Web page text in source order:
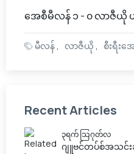
အေစီမီလန် ၁ - ၀ လာဇီ
မီလန် လာဇီယို စီးရီးအ
Recent Articles
၃ရက် သြဂုတ်လ
ဂျူဗင်တပ်စ်အသင်